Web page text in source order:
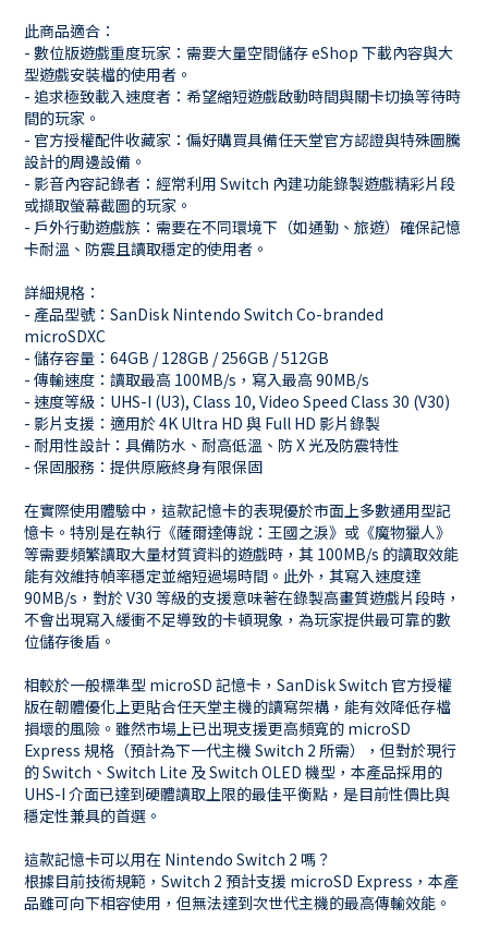
此商品適合：
- 數位版遊戲重度玩家：需要大量空間儲存 eShop 下載內容與大
型遊戲安裝檔的使用者。
- 追求極致載入速度者：希望縮短遊戲啟動時間與關卡切換等待時
間的玩家。
- 官方授權配件收藏家：偏好購買具備任天堂官方認證與特殊圖騰
設計的周邊設備。
- 影音內容記錄者：經常利用 Switch 內建功能錄製遊戲精彩片段
或擷取螢幕截圖的玩家。
- 戶外行動遊戲族：需要在不同環境下（如通勤、旅遊）確保記憶
卡耐溫、防震且讀取穩定的使用者。
詳細規格：
- 產品型號：SanDisk Nintendo Switch Co-branded
microSDXC
- 儲存容量：64GB / 128GB / 256GB / 512GB
- 傳輸速度：讀取最高 100MB/s，寫入最高 90MB/s
- 速度等級：UHS-I (U3), Class 10, Video Speed Class 30 (V30)
- 影片支援：適用於 4K Ultra HD 與 Full HD 影片錄製
- 耐用性設計：具備防水、耐高低溫、防 X 光及防震特性
- 保固服務：提供原廠終身有限保固
在實際使用體驗中，這款記憶卡的表現優於市面上多數通用型記
憶卡。特別是在執行《薩爾達傳說：王國之淚》或《魔物獵人》
等需要頻繁讀取大量材質資料的遊戲時，其 100MB/s 的讀取效能
能有效維持幀率穩定並縮短過場時間。此外，其寫入速度達
90MB/s，對於 V30 等級的支援意味著在錄製高畫質遊戲片段時，
不會出現寫入緩衝不足導致的卡頓現象，為玩家提供最可靠的數
位儲存後盾。
相較於一般標準型 microSD 記憶卡，SanDisk Switch 官方授權
版在韌體優化上更貼合任天堂主機的讀寫架構，能有效降低存檔
損壞的風險。雖然市場上已出現支援更高頻寬的 microSD
Express 規格（預計為下一代主機 Switch 2 所需），但對於現行
的 Switch、Switch Lite 及 Switch OLED 機型，本產品採用的
UHS-I 介面已達到硬體讀取上限的最佳平衡點，是目前性價比與
穩定性兼具的首選。
這款記憶卡可以用在 Nintendo Switch 2 嗎？
根據目前技術規範，Switch 2 預計支援 microSD Express，本產
品雖可向下相容使用，但無法達到次世代主機的最高傳輸效能。